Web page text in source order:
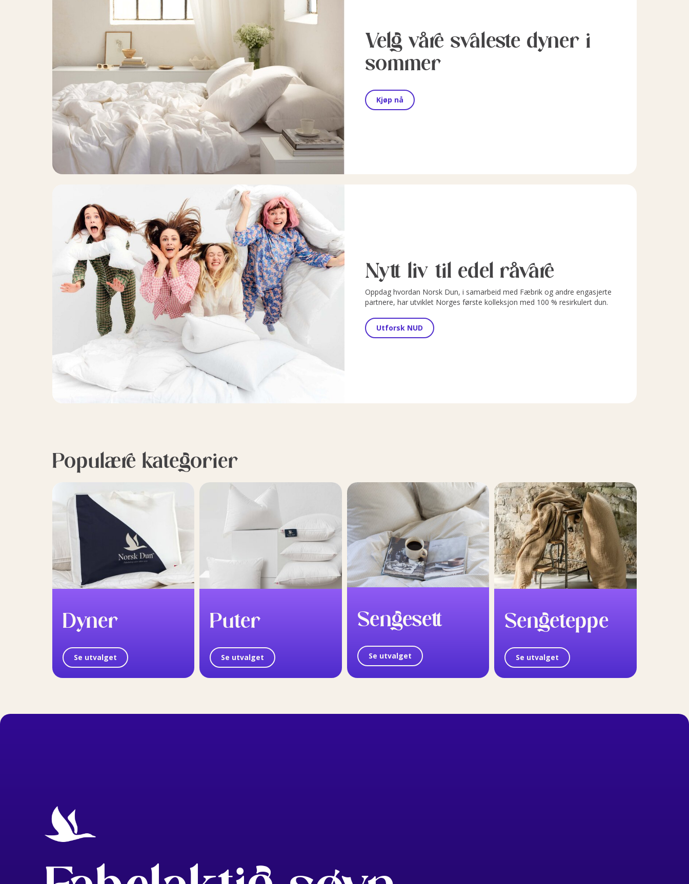
Velg våre svaleste dyner i
sommer
Kjøp nå
Nytt liv til edel råvare
Oppdag hvordan Norsk Dun, i samarbeid med Fæbrik og andre engasjerte
partnere, har utviklet Norges første kolleksjon med 100 % resirkulert dun.
Utforsk NUD
Populære kategorier
Dyner
Se utvalget
Puter
Se utvalget
Sengesett
Se utvalget
Sengeteppe
Se utvalget